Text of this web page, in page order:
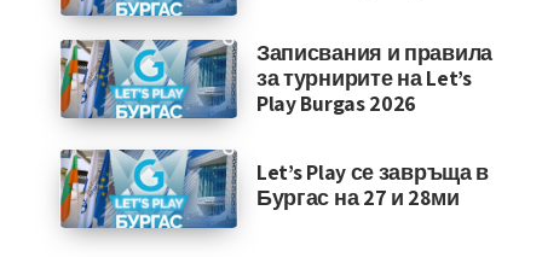
Записвания и правила
за турнирите на Let’s
Play Burgas 2026
Let’s Play се завръща в
Бургас на 27 и 28ми